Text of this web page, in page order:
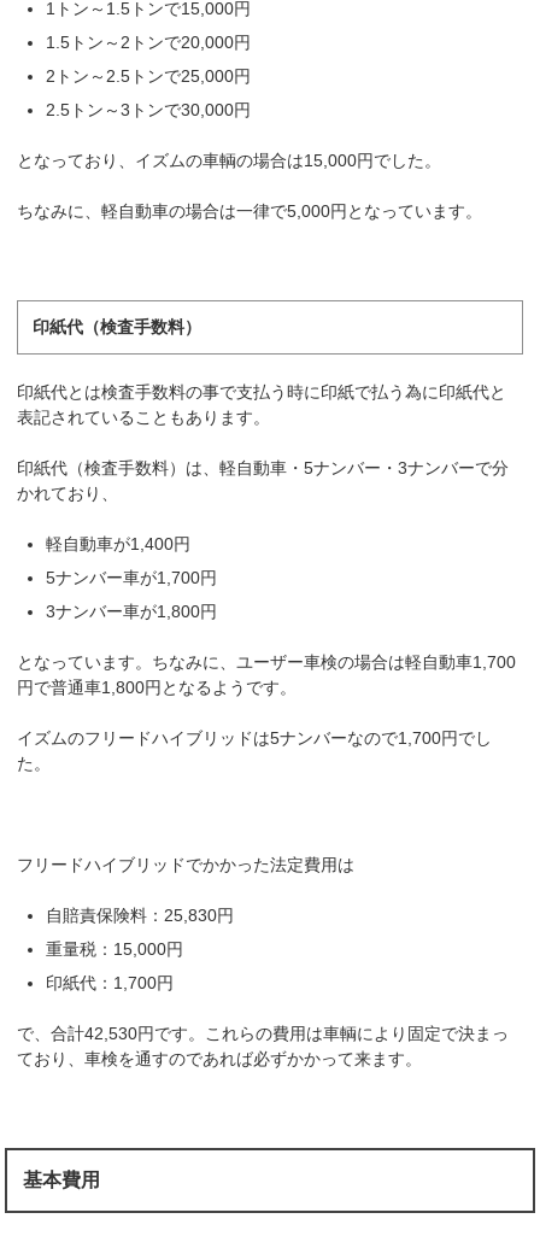
1トン～1.5トンで15,000円
1.5トン～2トンで20,000円
2トン～2.5トンで25,000円
2.5トン～3トンで30,000円
となっており、イズムの車輌の場合は15,000円でした。
ちなみに、軽自動車の場合は一律で5,000円となっています。
印紙代（検査手数料）
印紙代とは検査手数料の事で支払う時に印紙で払う為に印紙代と
表記されていることもあります。
印紙代（検査手数料）は、軽自動車・5ナンバー・3ナンバーで分
かれており、
軽自動車が1,400円
5ナンバー車が1,700円
3ナンバー車が1,800円
となっています。ちなみに、ユーザー車検の場合は軽自動車1,700
円で普通車1,800円となるようです。
イズムのフリードハイブリッドは5ナンバーなので1,700円でし
た。
フリードハイブリッドでかかった法定費用は
自賠責保険料：25,830円
重量税：15,000円
印紙代：1,700円
で、合計42,530円です。これらの費用は車輌により固定で決まっ
ており、車検を通すのであれば必ずかかって来ます。
基本費用